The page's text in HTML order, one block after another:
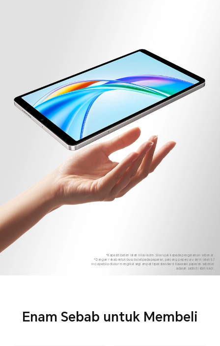
*Kapasiti bateri ialah nilai lazim. Sila rujuk kepada pengalaman sebenar.
*Dengan reka bentuk bucu bulat pada paparan, panjang pepenjuru skrin ialah 8.7
inci apabila diukur mengikut segi empat tepat standard. Kawasan paparan sebenar
adalah sedikit lebih kecil.
Enam Sebab untuk Membeli